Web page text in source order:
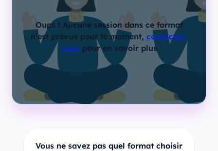
Oups ! Aucune session dans ce format
n'est prévue pour le moment, contactez-
nouspour en savoir plus
Vous ne savez pas quel format choisir